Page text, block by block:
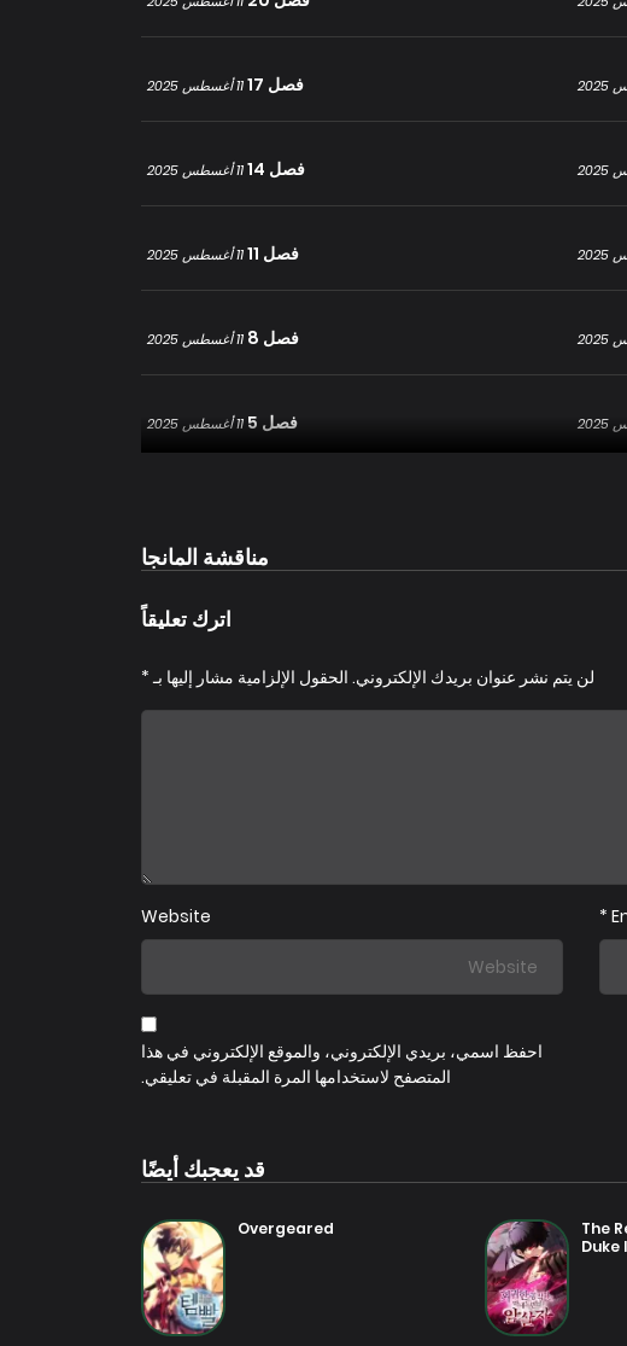
فصل 17 11 أغسطس 2025
فصل 14 11 أغسطس 2025
فصل 11 11 أغسطس 2025
فصل 8 11 أغسطس 2025
فصل 5 11 أغسطس 2025
مناقشة المانجا
اترك تعليقاً
لن يتم نشر عنوان بريدك الإلكتروني. الحقول الإلزامية مشار إليها بـ*
*
Website
احفظ اسمي، بريدي الإلكتروني، والموقع الإلكتروني في هذا
المتصفح لاستخدامها المرة المقبلة في تعليقي.
قد يعجبك أيضًا
The
Duke
Overgeared